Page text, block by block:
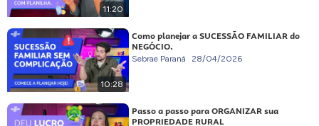
11:20
10:28
Como planejar a SUCESSÃO FAMILIAR do
NEGÓCIO.
Sebrae Paraná 28/04/2026
Passo a passo para ORGANIZAR sua
PROPRIEDADE RURAL